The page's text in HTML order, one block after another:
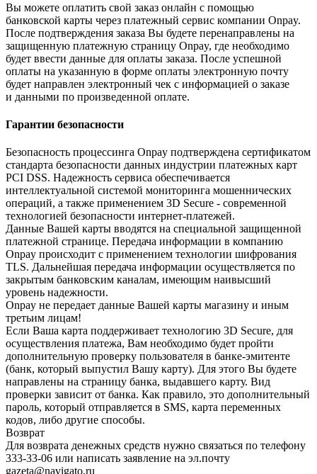
Вы можете оплатить свой заказ онлайн с помощью
банковской карты через платежный сервис компании Onpay.
После подтверждения заказа Вы будете перенаправлены на
защищенную платежную страницу Onpay, где необходимо
будет ввести данные для оплаты заказа. После успешной
оплаты на указанную в форме оплаты электронную почту
будет направлен электронный чек с информацией о заказе
и данными по произведенной оплате.
Гарантии безопасности
Безопасность процессинга Onpay подтверждена сертификатом
стандарта безопасности данных индустрии платежных карт
PCI DSS. Надежность сервиса обеспечивается
интеллектуальной системой мониторинга мошеннических
операций, а также применением 3D Secure - современной
технологией безопасности интернет-платежей.
Данные Вашей карты вводятся на специальной защищенной
платежной странице. Передача информации в компанию
Onpay происходит с применением технологии шифрования
TLS. Дальнейшая передача информации осуществляется по
закрытым банковским каналам, имеющим наивысший
уровень надежности.
Onpay не передает данные Вашей карты магазину и иным
третьим лицам!
Если Ваша карта поддерживает технологию 3D Secure, для
осуществления платежа, Вам необходимо будет пройти
дополнительную проверку пользователя в банке-эмитенте
(банк, который выпустил Вашу карту). Для этого Вы будете
направлены на страницу банка, выдавшего карту. Вид
проверки зависит от банка. Как правило, это дополнительный
пароль, который отправляется в SMS, карта переменных
кодов, либо другие способы.
Возврат
Для возврата денежных средств нужно связаться по телефону
333-33-06 или написать заявление на эл.почту
gazeta@navigato.ru